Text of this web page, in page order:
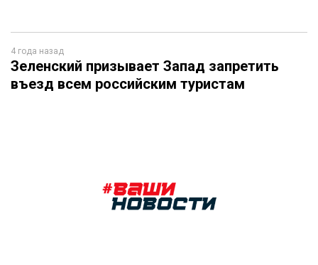
4 года назад
Зеленский призывает Запад запретить
въезд всем российским туристам